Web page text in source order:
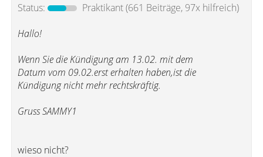
Status:
Praktikant(661 Beiträge, 97x hilfreich)
Hallo!
Wenn Sie die Kündigung am 13.02. mit dem
Datum vom 09.02.erst erhalten haben,ist die
Kündigung nicht mehr rechtskräftig.
Gruss SAMMY1
wieso nicht?